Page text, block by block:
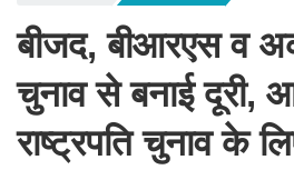
बीजद, बीआरएस व
चुनाव से बनाई दूरी,
राष्ट्रपति चुनाव के